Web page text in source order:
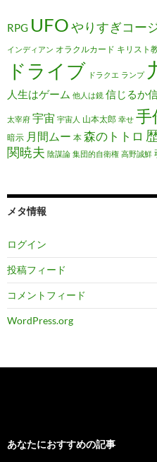
RPG UFOやりすぎコー
インディアン オラクルカード キリスト
ドライブ ドラクエ ランプ
人生はゲーム 他人は鏡 信じるか
太宰府 宇宙 宇宙人 山本太郎 幸せ 手
暗示 月間ムー 本 森のトトロ
関暁夫 陰謀論 集団的自衛権 高野誠鮮
メタ情報
ログイン
投稿フィード
コメントフィード
WordPress.org
あなたにおすすめの記事